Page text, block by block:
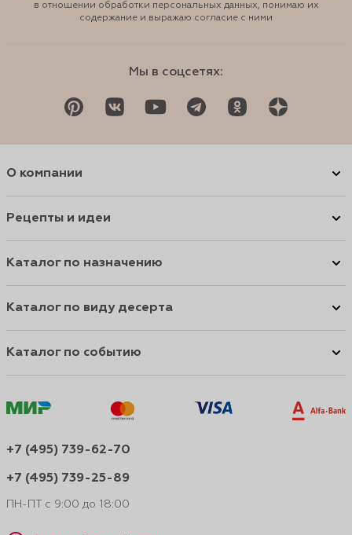
в отношении обработки персональных данных, понимаю их
содержание и выражаю согласие с ними
Мы в соцсетях:
О компании
Рецепты и идеи
Каталог по назначению
Каталог по виду десерта
Каталог по событию
+7 (495) 739-62-70
+7 (495) 739-25-89
ПН-ПТ с 9:00 до 18:00